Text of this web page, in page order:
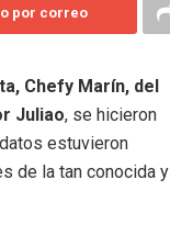
por correo
Chefy Marín, del
Juliao, se hicieron
estuvieron
de la tan conocida y